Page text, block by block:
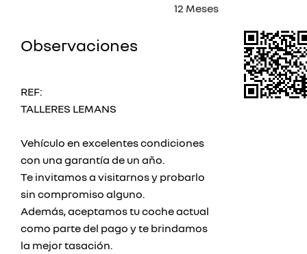
12 Meses
Observaciones
REF:
TALLERES LEMANS
Vehículo en excelentes condiciones
con una garantía de un año.
Te invitamos a visitarnos y probarlo
sin compromiso alguno.
Además, aceptamos tu coche actual
como parte del pago y te brindamos
la mejor tasación.